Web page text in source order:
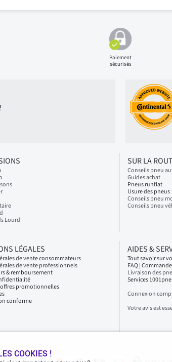
Paiement
sécurisés
Lourd
SUR LA
Conseils pneu
Guides achat
Pneus runflat
Usure des pneus
Conseils pneu
Conseils pneu
LÉGALES
de vente consommateurs
de vente professionnels
& remboursement
promotionnelles
conforme
AIDES &
Tout savoir sur
FAQ | Commande
Livraison des
Services
Connexion
Votre avis est
COOKIES !